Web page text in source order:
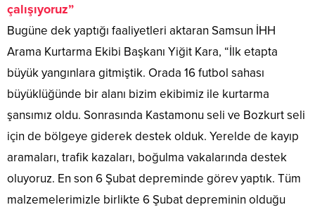
çalışıyoruz”
Bugüne dek yaptığı faaliyetleri aktaran Samsun İHH
Arama Kurtarma Ekibi Başkanı Yiğit Kara, “İlk etapta
büyük yangınlara gitmiştik. Orada 16 futbol sahası
büyüklüğünde bir alanı bizim ekibimiz ile kurtarma
şansımız oldu. Sonrasında Kastamonu seli ve Bozkurt seli
için de bölgeye giderek destek olduk. Yerelde de kayıp
aramaları, trafik kazaları, boğulma vakalarında destek
oluyoruz. En son 6 Şubat depreminde görev yaptık. Tüm
malzemelerimizle birlikte 6 Şubat depreminin olduğu